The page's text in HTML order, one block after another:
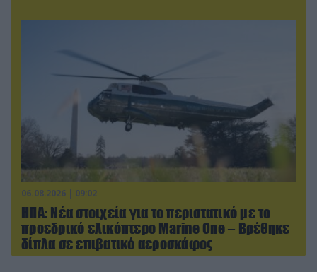
06.08.2026 | 09:02
ΗΠΑ: Nέα στοιχεία για το περιστατικό με το
προεδρικό ελικόπτερο Marine One – Βρέθηκε
δίπλα σε επιβατικό αεροσκάφος